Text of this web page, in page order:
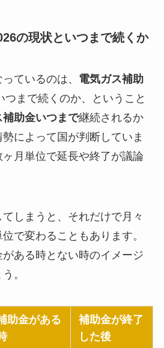
の現状といつまで続くか
ているのは、 電気ガス補助
つまで続くのか、ということ
補助金いつまで継続されるか
によって国が判断していま
月単位で延長や終了が議論
しまうと、それだけで月々
で変わることもあります。
ある時とない時のイメージ
。
助金がある
補助金が終了
した後